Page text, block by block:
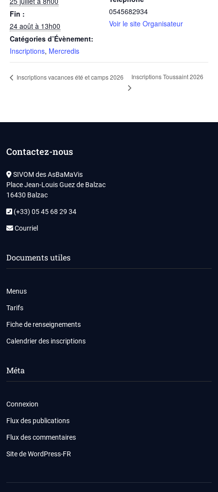
Fin :
24 août à 13h00
Catégories d’Évènement:
Inscriptions, Mercredis
0545682934
Voir le site Organisateur
Inscriptions vacances été et camps 2026 Inscriptions Toussaint 2026
Contactez-nous
SIVOM des AsBaMaVis
Place Jean-Louis Guez de Balzac
16430 Balzac
(+33) 05 45 68 29 34
Courriel
Documents utiles
Menus
Tarifs
Fiche de renseignements
Calendrier des inscriptions
Méta
Connexion
Flux des publications
Flux des commentaires
Site de WordPress-FR